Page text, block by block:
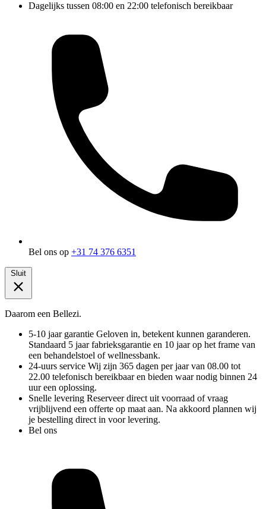
Dagelijks tussen 08:00 en 22:00 telefonisch bereikbaar
Bel ons op +31 74 376 6351
Sluit
Daarom een Bellezi.
5-10 jaar garantie Geloven in, betekent kunnen garanderen.
Standaard 5 jaar fabrieksgarantie en 10 jaar op het frame van
een behandelstoel of wellnessbank.
24-uurs service Wij zijn 365 dagen per jaar van 08.00 tot
22.00 telefonisch bereikbaar en bieden waar nodig binnen 24
uur een oplossing.
Snelle levering Reserveer direct uit voorraad of vraag
vrijblijvend een offerte op maat aan. Na akkoord plannen wij
je bestelling direct in voor levering.
Bel ons